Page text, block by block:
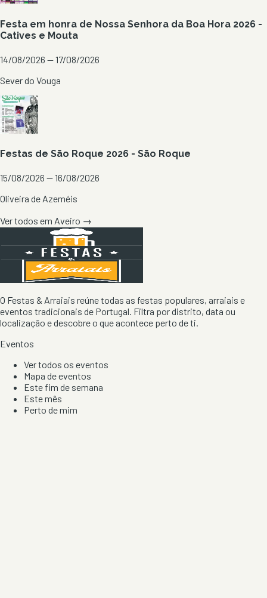
Festa em honra de Nossa Senhora da Boa Hora 2026 -
Catives e Mouta
14/08/2026 — 17/08/2026
Sever do Vouga
Festas de São Roque 2026 - São Roque
15/08/2026 — 16/08/2026
Oliveira de Azeméis
Ver todos em Aveiro →
O Festas & Arraiais reúne todas as festas populares, arraiais e
eventos tradicionais de Portugal. Filtra por distrito, data ou
localização e descobre o que acontece perto de ti.
Eventos
Ver todos os eventos
Mapa de eventos
Este fim de semana
Este mês
Perto de mim